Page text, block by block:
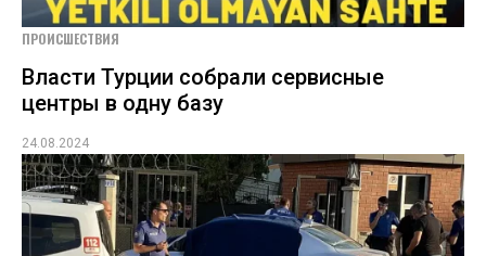
ПРОИСШЕСТВИЯ
Власти Турции собрали сервисные
центры в одну базу
24.08.2024